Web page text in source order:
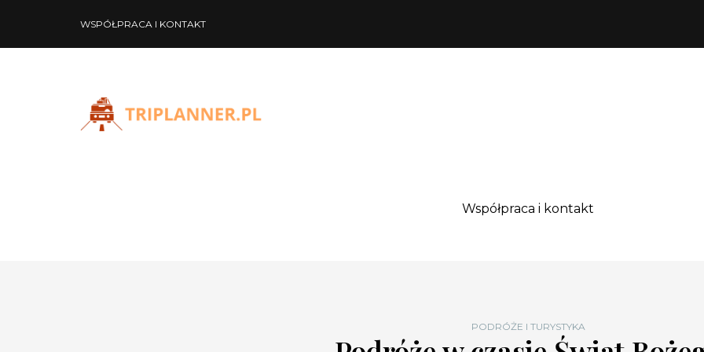
WSPÓŁPRACA I KONTAKT
Współpraca i kontakt
PODRÓŻE I TURYSTYKA